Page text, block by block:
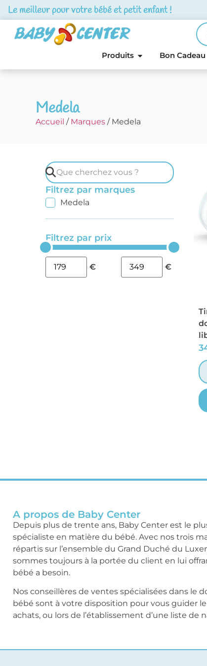
Le meilleur pour votre bébé et petit enfant !
Produits Bon Cadeau
Medela
Accueil / Marques / Medela
Filtrez par marques
Medela
Filtrez par prix
€ €
A propos de Baby Center
Depuis plus de trente ans, Baby Center est le
spécialiste en matière du bébé. Avec nos trois
répartis sur l’ensemble du Grand Duché du
sommes toujours à la portée du client en lui
bébé a besoin.
Nos conseillères de ventes spécialisées dans le
bébé sont à votre disposition pour vous guider
achats, ou lors de l’établissement d’une liste de